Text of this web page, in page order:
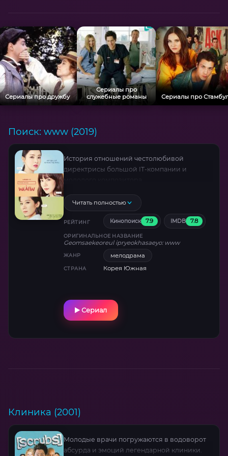
Сериалы про дружбу
Сериалы про
служебные романы
Сериалы про
Поиск: www (2019)
История отношений честолюбивой
директрисы большой IT-компании и
Читать полностью
РЕЙТИНГ Кинопоиск 7.9 IMDB 7.8
ОРИГИНАЛЬНОЕ НАЗВАНИЕ
Geomsaekeoreul ipryeokhasaeyo: www
ЖАНР мелодрама
СТРАНА Корея Южная
Сериал
Клиника (2001)
Молодые врачи погружаются в водоворот
абсурда и эмоций легендарной клиники.